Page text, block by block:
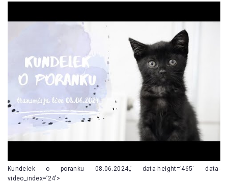
Kundelek o poranku 08.06.2024„’ data-height=’465′ data-
video_index=’24’>